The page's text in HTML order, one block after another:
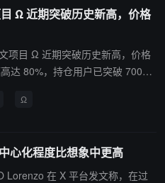
Ω 近期突破历史新高，价格
项目 Ω 近期突破历史新高，价格
达 80%，持仓用户已突破 7000
建设，进一步扩大了其全球化影
Ω
心化程度比想象中更高
Lorenzo 在 X 平台发文称，在过